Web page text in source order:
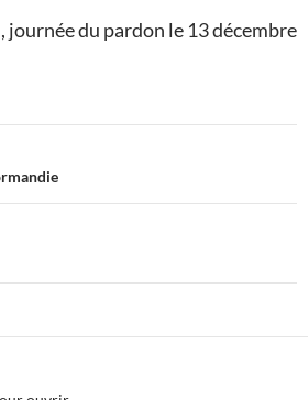
journée du pardon le 13 décembre